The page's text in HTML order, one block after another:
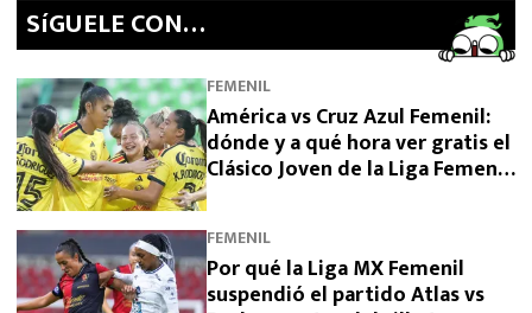
SíGUELE CON…
FEMENIL
América vs Cruz Azul Femenil:
dónde y a qué hora ver gratis el
Clásico Joven de la Liga Femenil
FEMENIL
Por qué la Liga MX Femenil
suspendió el partido Atlas vs